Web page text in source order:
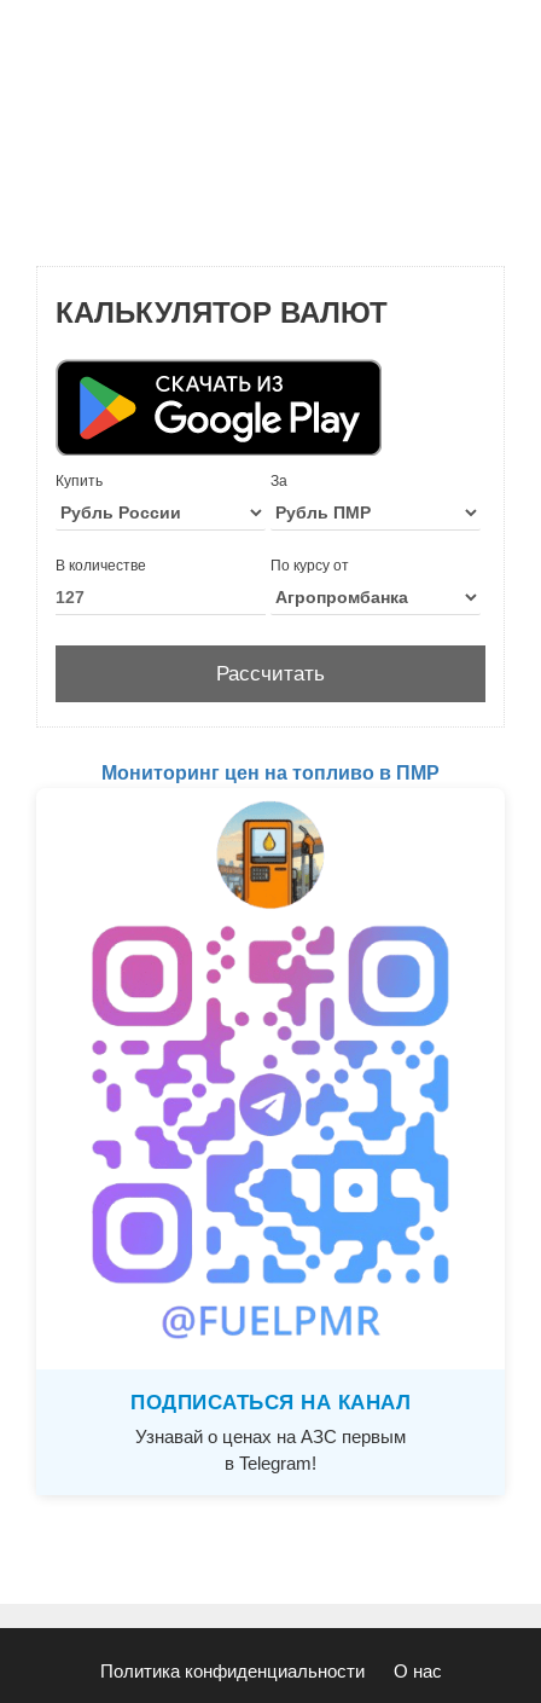
КАЛЬКУЛЯТОР ВАЛЮТ
Купить За
В количестве По курсу от
Мониторинг цен на топливо в ПМР
ПОДПИСАТЬСЯ НА КАНАЛ
Узнавай о ценах на АЗС первым
в Telegram!
Политика конфиденциальности О нас